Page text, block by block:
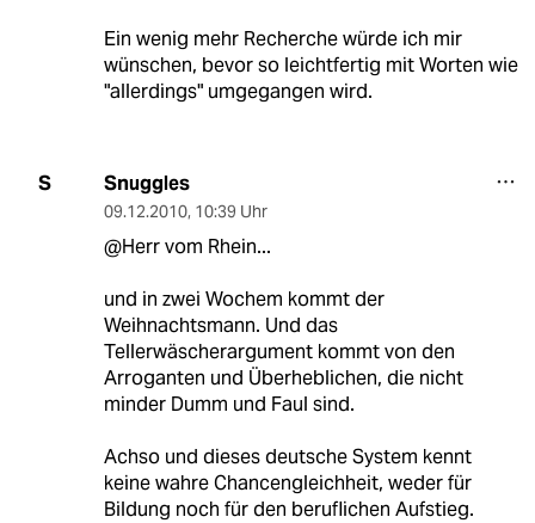
Ein wenig mehr Recherche würde ich mir
wünschen, bevor so leichtfertig mit Worten wie
"allerdings" umgegangen wird.
S Snuggles
09.12.2010, 10:39 Uhr
@Herr vom Rhein...
und in zwei Wochem kommt der
Weihnachtsmann. Und das
Tellerwäscherargument kommt von den
Arroganten und Überheblichen, die nicht
minder Dumm und Faul sind.
Achso und dieses deutsche System kennt
keine wahre Chancengleichheit, weder für
Bildung noch für den beruflichen Aufstieg.